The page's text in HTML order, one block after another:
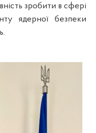
зробити в сфері
ядерної безпеки